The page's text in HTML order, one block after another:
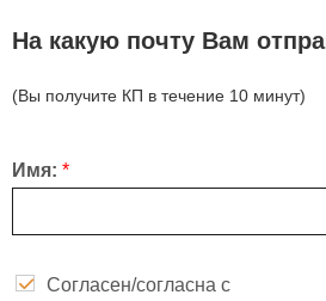
На какую почту Вам
(Вы получите КП в течение 10 минут)
Имя: *
Согласен/согласна с